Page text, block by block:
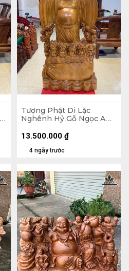
Tượng Phật Di Lặc
Nghênh Hỷ Gỗ Ngọc Am
(cm)
4 ngày trước
13.500.000 ₫